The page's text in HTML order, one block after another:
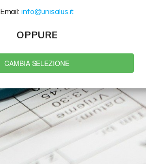
Email: info@unisalus.it
OPPURE
CAMBIA SELEZIONE